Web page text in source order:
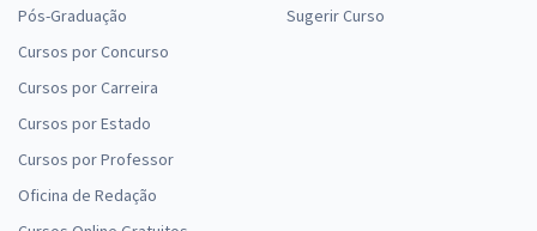
Comprar
UFMG - Universidade Federal de Minas Gerais - Enfermeiro - Área
Pós-Graduação
Cursos por Concurso
Cursos por Carreira
Cursos por Estado
Cursos por Professor
Oficina de Redação
Sugerir Curso